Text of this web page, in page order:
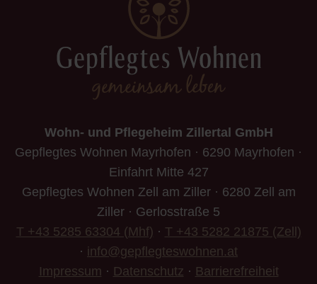
Wohn- und Pflegeheim Zillertal GmbH
Gepflegtes Wohnen Mayrhofen · 6290 Mayrhofen ·
Einfahrt Mitte 427
Gepflegtes Wohnen Zell am Ziller · 6280 Zell am
Ziller · Gerlosstraße 5
T +43 5285 63304 (Mhf) · T +43 5282 21875 (Zell)
· info@gepflegteswohnen.at
Impressum · Datenschutz · Barrierefreiheit